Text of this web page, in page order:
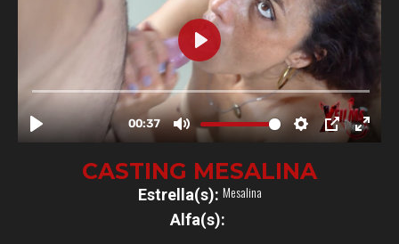
CASTING MESALINA
Estrella(s): Mesalina
Alfa(s):